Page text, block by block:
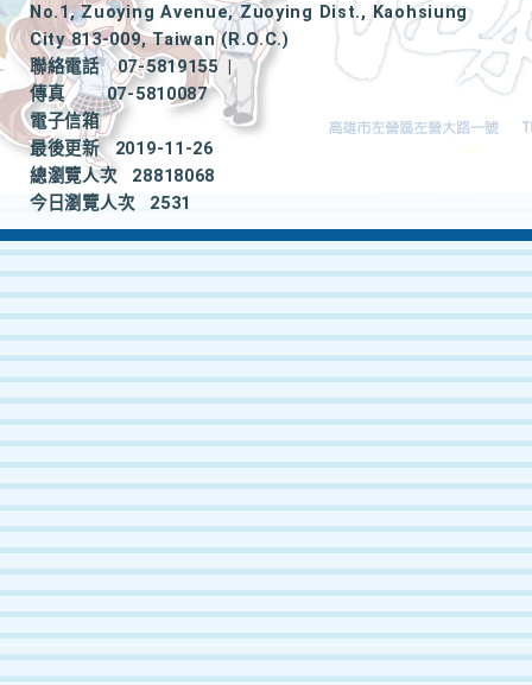
No.1, Zuoying Avenue, Zuoying Dist., Kaohsiung
City 813-009, Taiwan (R.O.C.)
聯絡電話
07-5819155
|
傳真
07-5810087
電子信箱
最後更新
2019-11-26
總瀏覽人次
28818068
今日瀏覽人次
2531